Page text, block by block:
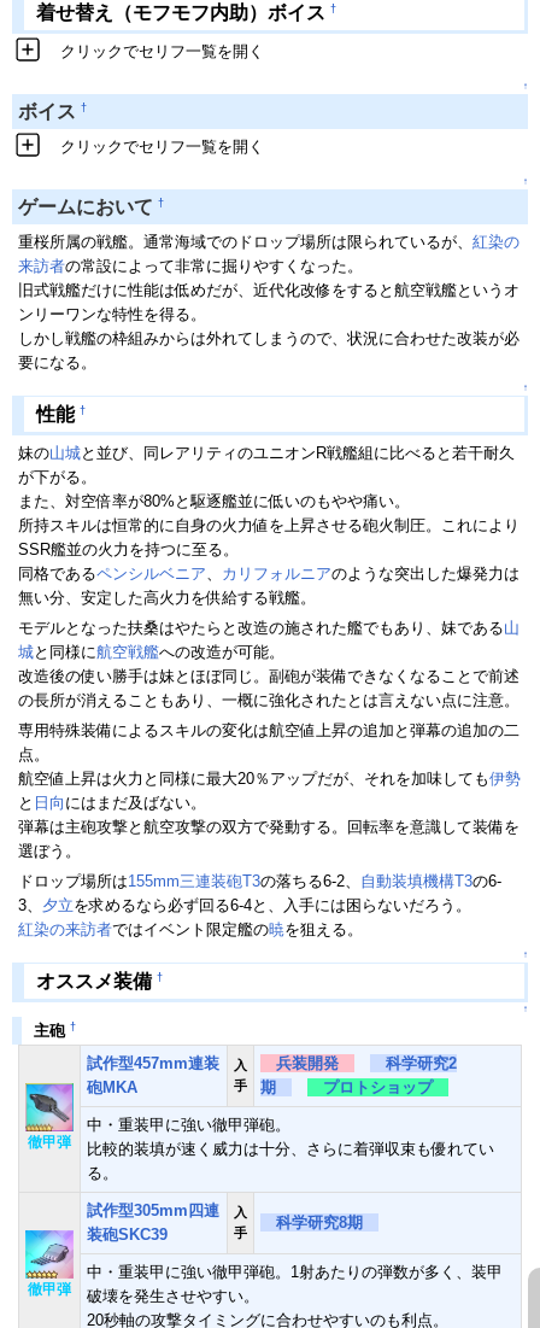
着せ替え（モフモフ内助）ボイス †
クリックでセリフ一覧を開く
↑
ボイス †
クリックでセリフ一覧を開く
↑
ゲームにおいて †
重桜所属の戦艦。通常海域でのドロップ場所は限られているが、 紅染の
来訪者の常設によって非常に掘りやすくなった。
旧式戦艦だけに性能は低めだが、近代化改修をすると航空戦艦というオ
ンリーワンな特性を得る。
しかし戦艦の枠組みからは外れてしまうので、状況に合わせた改装が必
要になる。
↑
性能 †
妹の山城と並び、同レアリティのユニオンR戦艦組に比べると若干耐久
が下がる。
また、対空倍率が80%と駆逐艦並に低いのもやや痛い。
所持スキルは恒常的に自身の火力値を上昇させる砲火制圧。これにより
SSR艦並の火力を持つに至る。
同格であるペンシルベニア カリフォルニアのような突出した爆発力は
無い分、安定した高火力を供給する戦艦。
モデルとなった扶桑はやたらと改造の施された艦でもあり、妹である山
城と同様に航空戦艦への改造が可能。
改造後の使い勝手は妹とほぼ同じ。副砲が装備できなくなることで前述
の長所が消えることもあり、一概に強化されたとは言えない点に注意。
専用特殊装備によるスキルの変化は航空値上昇の追加と弾幕の追加の二
点。
航空値上昇は火力と同様に最大20％アップだが、それを加味しても伊勢
と 日向 にはまだ及ばない。
弾幕は主砲攻撃と航空攻撃の双方で発動する。回転率を意識して装備を
選ぼう。
ドロップ場所は155mm三連装砲T3の落ちる6-2、 自動装填機構T3の6-
3、 夕立を求めるなら必ず回る6-4と、入手には困らないだろう。
紅染の来訪者ではイベント限定艦の暁を狙える。
↑
オススメ装備 †
↑
主砲 †
徹甲弾
試作型457mm連装
砲MKA
入
手
兵装開発
科学研究2
期
プロトショップ
中・重装甲に強い徹甲弾砲。
比較的装填が速く威力は十分、さらに着弾収束も優れてい
る。
徹甲弾
試作型305mm四連
装砲SKC39
入
手
科学研究8期
中・重装甲に強い徹甲弾砲。1射あたりの弾数が多く、装甲
破壊を発生させやすい。
20秒軸の攻撃タイミングに合わせやすいのも利点。